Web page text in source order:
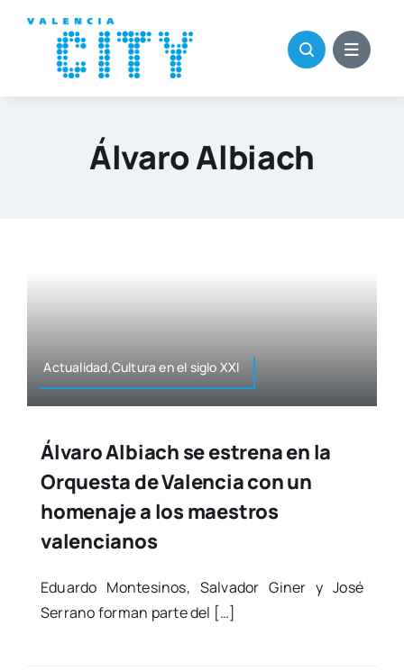
contenido
Álvaro Albiach
Actualidad,Cultura en el siglo XXI
Álvaro Albiach se estrena en la
Orquesta de Valencia con un
homenaje a los maestros
valencianos
Eduar­do Mon­te­si­nos, Sal­va­dor Giner y José
Serrano for­man par­te del […]